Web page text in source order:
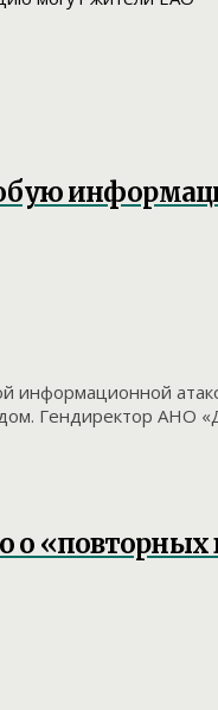
информационной
Гендиректор АНО
о